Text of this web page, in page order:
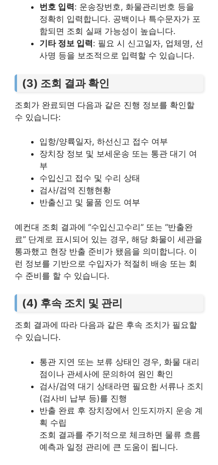
번호 입력: 운송장번호, 화물관리번호 등을
정확히 입력합니다. 공백이나 특수문자가 포
함되면 조회 실패 가능성이 높습니다.
기타 정보 입력: 필요 시 신고일자, 업체명, 선
사명 등을 보조적으로 입력할 수 있습니다.
(3) 조회 결과 확인
조회가 완료되면 다음과 같은 진행 정보를 확인할
수 있습니다:
입항/양륙일자, 하선신고 접수 여부
장치장 정보 및 보세운송 또는 통관 대기 여
부
수입신고 접수 및 수리 상태
검사/검역 진행현황
반출신고 및 물품 인도 여부
예컨대 조회 결과에 “수입신고수리” 또는 “반출완
료” 단계로 표시되어 있는 경우, 해당 화물이 세관을
통과했고 현장 반출 준비가 됐음을 의미합니다. 이
런 정보를 기반으로 수입자가 적절히 배송 또는 회
수 준비를 할 수 있습니다.
(4) 후속 조치 및 관리
조회 결과에 따라 다음과 같은 후속 조치가 필요할
수 있습니다.
통관 지연 또는 보류 상태인 경우, 화물 대리
점이나 관세사에 문의하여 원인 확인
검사/검역 대기 상태라면 필요한 서류나 조치
(검사비 납부 등)를 진행
반출 완료 후 장치장에서 인도지까지 운송 계
획 수립
조회 결과를 주기적으로 체크하면 물류 흐름
예측과 일정 관리에 큰 도움이 됩니다.